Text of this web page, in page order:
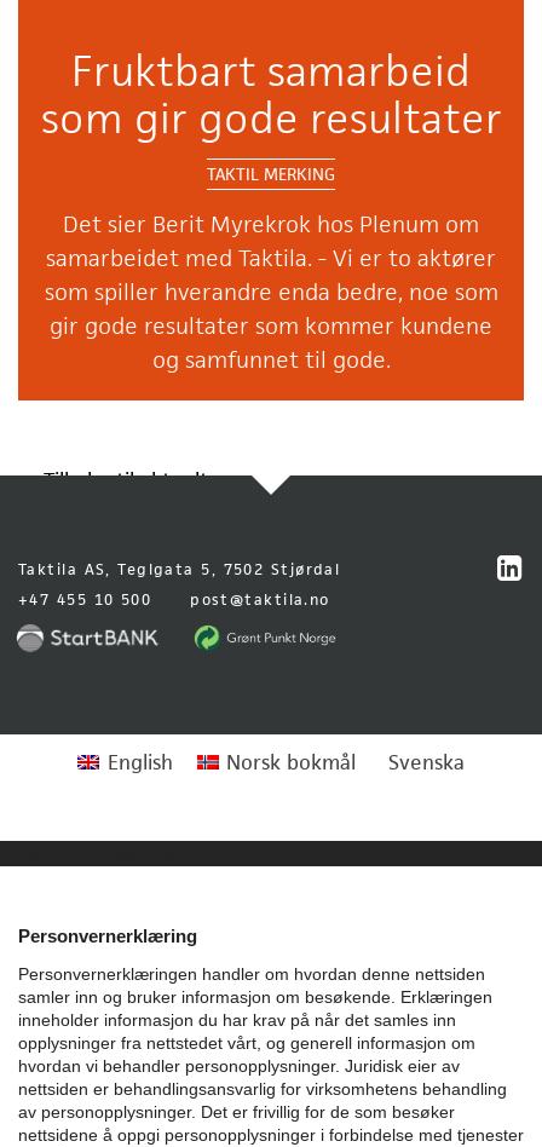
Fruktbart samarbeid
som gir gode resultater
TAKTIL MERKING
Det sier Berit Myrekrok hos Plenum om
samarbeidet med Taktila. - Vi er to aktører
som spiller hverandre enda bedre, noe som
gir gode resultater som kommer kundene
og samfunnet til gode.
Tilbake til aktuelt
Taktila AS, Teglgata 5, 7502 Stjørdal
+47 455 10 500
post@taktila.no
English Norsk bokmål Svenska
Personvernerklæring
Personvernerklæringen handler om hvordan denne nettsiden
samler inn og bruker informasjon om besøkende. Erklæringen
inneholder informasjon du har krav på når det samles inn
opplysninger fra nettstedet vårt, og generell informasjon om
hvordan vi behandler personopplysninger. Juridisk eier av
nettsiden er behandlingsansvarlig for virksomhetens behandling
av personopplysninger. Det er frivillig for de som besøker
nettsidene å oppgi personopplysninger i forbindelse med tjenester